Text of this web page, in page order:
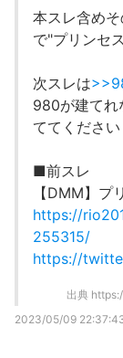
本スレ含め
で"プリンセ
次スレは
980が建てれ
ててください
■前スレ
【DMM】
https://
255315/
https://
出典
2023/05/09